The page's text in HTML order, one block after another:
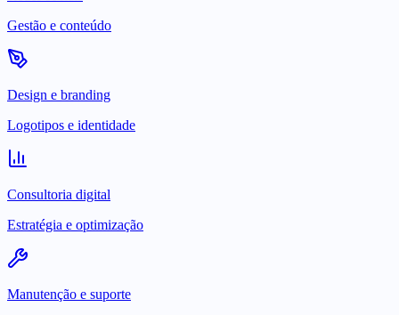
Gestão e conteúdo
Design e branding
Logotipos e identidade
Consultoria digital
Estratégia e optimização
Manutenção e suporte